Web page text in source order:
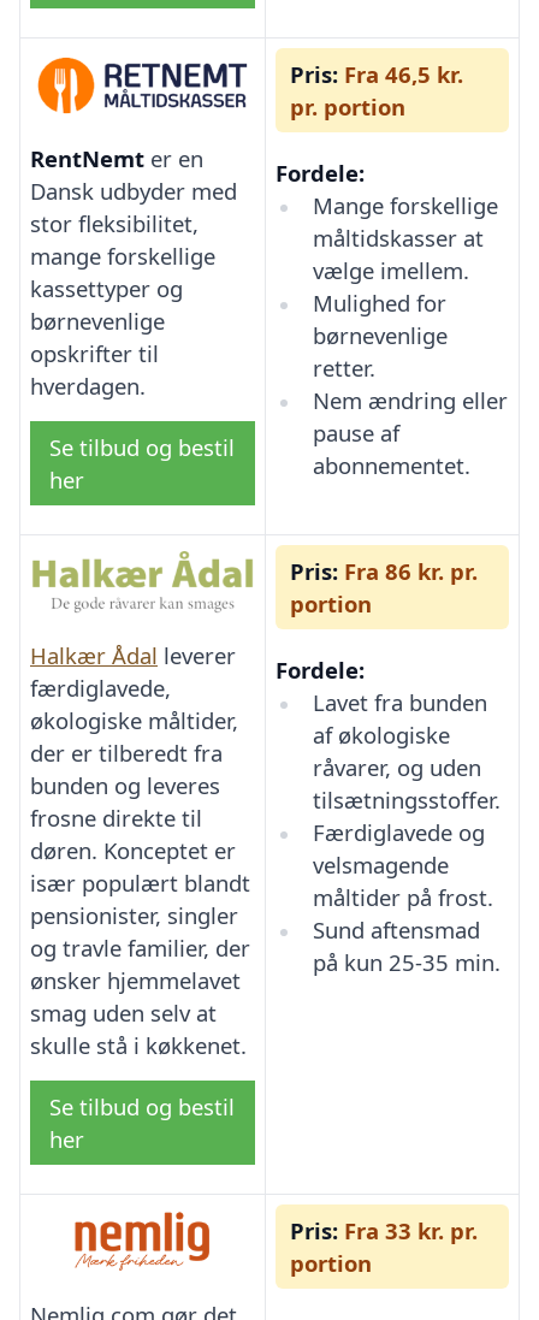
RentNemt er en
Dansk udbyder med
stor fleksibilitet,
mange forskellige
kassettyper og
børnevenlige
opskrifter til
hverdagen.
Se tilbud og bestil
her
Pris: Fra 46,5 kr.
pr. portion
Fordele:
Mange forskellige
måltidskasser at
vælge imellem.
Mulighed for
børnevenlige
retter.
Nem ændring eller
pause af
abonnementet.
Halkær Ådal leverer
færdiglavede,
økologiske måltider,
der er tilberedt fra
bunden og leveres
frosne direkte til
døren. Konceptet er
især populært blandt
pensionister, singler
og travle familier, der
ønsker hjemmelavet
smag uden selv at
skulle stå i køkkenet.
Se tilbud og bestil
her
Pris: Fra 86 kr. pr.
portion
Fordele:
Lavet fra bunden
af økologiske
råvarer, og uden
tilsætningsstoffer.
Færdiglavede og
velsmagende
måltider på frost.
Sund aftensmad
på kun 25-35 min.
Pris: Fra 33 kr. pr.
portion